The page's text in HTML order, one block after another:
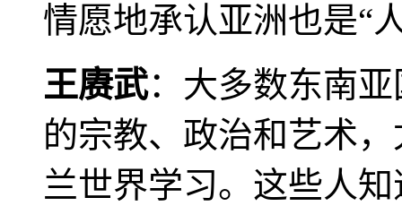
情愿地承认亚洲也是“
王赓武：大多数东南
的宗教、政治和艺术
兰世界学习。这些人